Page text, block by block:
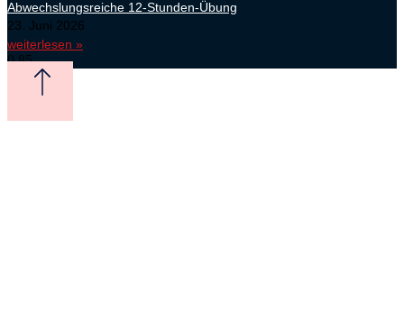
Abwechslungsreiche 12-Stunden-Übung
23. Juni 2026
weiterlesen »